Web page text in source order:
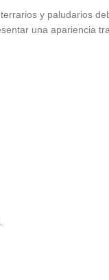
y paludarios
una apariencia